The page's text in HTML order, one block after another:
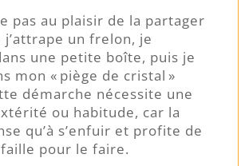
pas au plaisir de la partager
j’attrape un frelon, je
une petite boîte, puis je
mon « piège de cristal »
démarche nécessite une
ou habitude, car la
qu’à s’enfuir et profite de
pour le faire.